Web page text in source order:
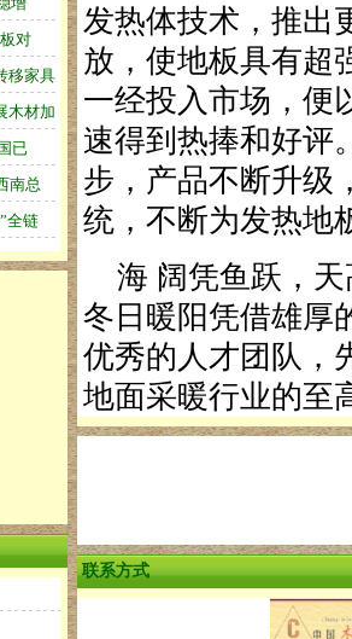
发热体技术，推出
放，使地板具有超
一经投入市场，便
速得到热捧和好评
步，产品不断升级
统，不断为发热地
海 阔凭鱼跃，天
冬日暖阳凭借雄厚
优秀的人才团队，
地面采暖行业的至
联系方式